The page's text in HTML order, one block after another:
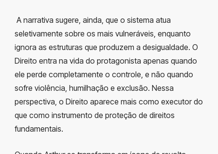
A narrativa sugere, ainda, que o sistema atua
seletivamente sobre os mais vulneráveis, enquanto
ignora as estruturas que produzem a desigualdade. O
Direito entra na vida do protagonista apenas quando
ele perde completamente o controle, e não quando
sofre violência, humilhação e exclusão. Nessa
perspectiva, o Direito aparece mais como executor do
que como instrumento de proteção de direitos
fundamentais.